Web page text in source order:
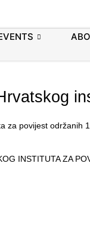
za povijest održanih
INSTITUTA ZA